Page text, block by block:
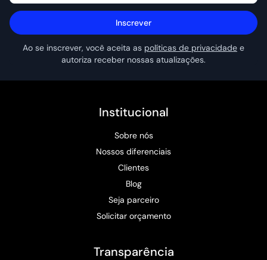
Inscrever
Ao se inscrever, você aceita as políticas de privacidade e
autoriza receber nossas atualizações.
Institucional
Sobre nós
Nossos diferenciais
Clientes
Blog
Seja parceiro
Solicitar orçamento
Transparência